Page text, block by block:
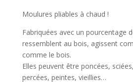
Moulures pliables à chaud !
Fabriquées avec un pourcentage
ressemblent au bois, agissent
comme le bois.
Elles peuvent être poncées,
percées, peintes, vieillies…